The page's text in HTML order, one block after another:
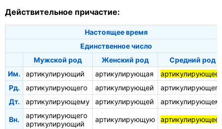
Действительное причастие:
Настоящее время
Единственное число
Мужской род
Женский род
Средний род
Им.
артикулирующий артикулирующая
артикулирующее
Рд.
артикулирующего артикулирующей
артикулирующего
Дт.
артикулирующему артикулирующей
Вн.
артикулирующего
артикулирующий
артикулирующую артикулирующее